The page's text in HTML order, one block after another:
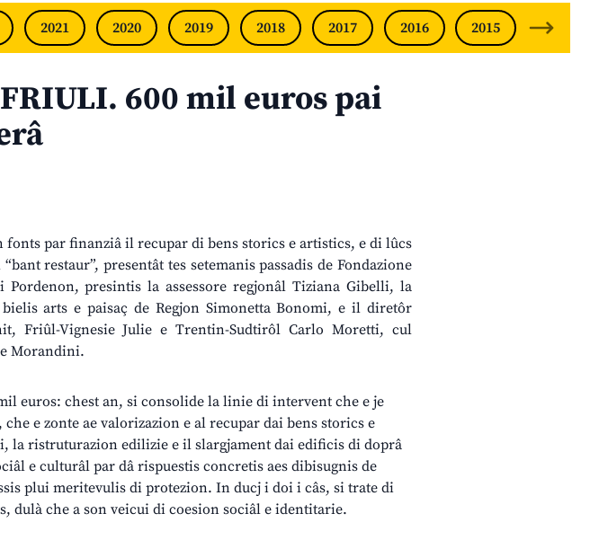
2021 2020 2019 2018 2017 2016 2015 2014
FRIULI. 600 mil euros pai
fonts par finanziâ il recupar di bens storics e artistics, e di lûcs
restaur”, presentât tes setemanis passadis de Fondazione
Pordenon, presintis la assessore regjonâl Tiziana Gibelli, la
arts e paisaç de Regjon Simonetta Bonomi, e il diretôr
Friûl-Vignesie Julie e Trentin-Sudtirôl Carlo Moretti, cul
Morandini.
euros: chest an, si consolide la linie di intervent che e je
e zonte ae valorizazion e al recupar dai bens storics e
la ristruturazion edilizie e il slargjament dai edificis di doprâ
e culturâl par dâ rispuestis concretis aes dibisugnis de
plui meritevulis di protezion. In ducj i doi i câs, si trate di
dulà che a son veicui di coesion sociâl e identitarie.